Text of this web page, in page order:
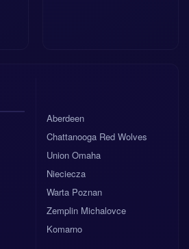
Aberdeen
Chattanooga Red Wolves
Union Omaha
Nieciecza
Warta Poznan
Zemplin Michalovce
Komarno